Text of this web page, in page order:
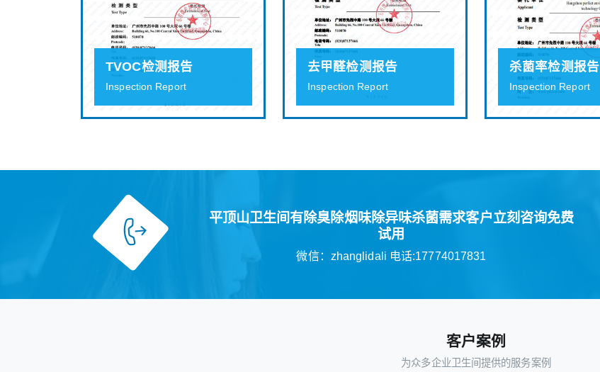
TVOC检测报告
Inspection Report
去甲醛检测报告
Inspection Report
杀菌率检测报告
Inspection Report
平顶山卫生间有除臭除烟味除异味杀菌需求客户立刻咨询免费
试用
微信：zhanglidali 电话:17774017831
客户案例
为众多企业卫生间提供的服务案例